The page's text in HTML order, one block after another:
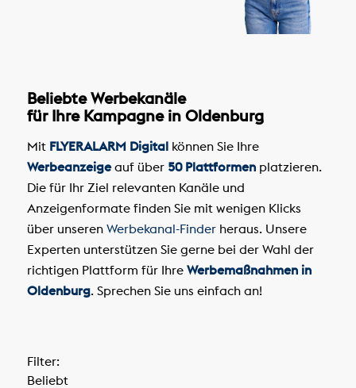
Beliebte Werbekanäle
für Ihre Kampagne in Oldenburg
Mit FLYERALARM Digitalkönnen Sie Ihre
Werbeanzeigeauf über 50 Plattformenplatzieren.
Die für Ihr Ziel relevanten Kanäle und
Anzeigenformate finden Sie mit wenigen Klicks
über unseren Werbekanal-Finderheraus. Unsere
Experten unterstützen Sie gerne bei der Wahl der
richtigen Plattform für Ihre Werbemaßnahmen in
Oldenburg. Sprechen Sie uns einfach an!
Filter:
Beliebt